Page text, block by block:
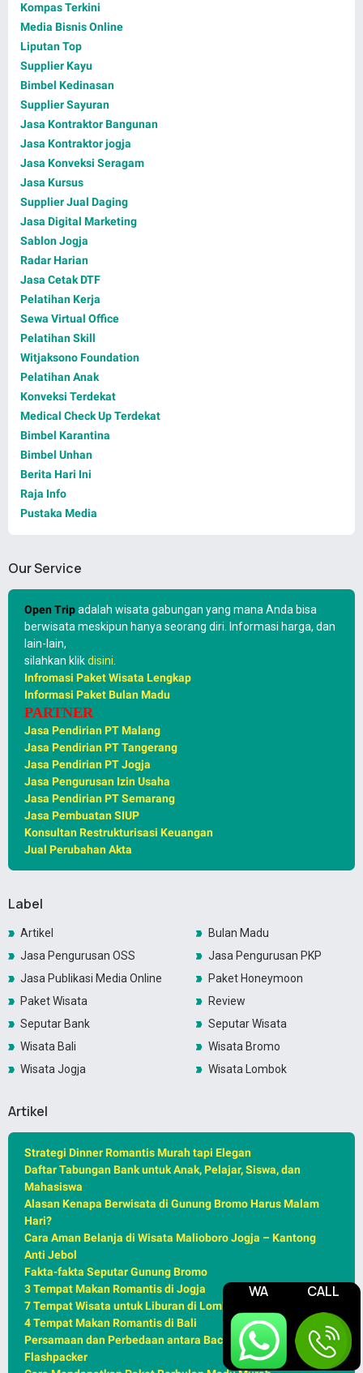
WA CALL
Kompas Terkini
Media Bisnis Online
Liputan Top
Supplier Kayu
Bimbel Kedinasan
Supplier Sayuran
Jasa Kontraktor Bangunan
Jasa Kontraktor jogja
Jasa Konveksi Seragam
Jasa Kursus
Supplier Jual Daging
Jasa Digital Marketing
Sablon Jogja
Radar Harian
Jasa Cetak DTF
Pelatihan Kerja
Sewa Virtual Office
Pelatihan Skill
Witjaksono Foundation
Pelatihan Anak
Konveksi Terdekat
Medical Check Up Terdekat
Bimbel Karantina
Bimbel Unhan
Berita Hari Ini
Raja Info
Pustaka Media
Our Service
Open Tripadalah wisata gabungan yang mana Anda bisa
berwisata meskipun hanya seorang diri. Informasi harga, dan
lain-lain,
silahkan klikdisini.
Infromasi Paket Wisata Lengkap
Informasi Paket Bulan Madu
PARTNER
Jasa Pendirian PT Malang
Jasa Pendirian PT Tangerang
Jasa Pendirian PT Jogja
Jasa Pengurusan Izin Usaha
Jasa Pendirian PT Semarang
Jasa Pembuatan SIUP
Konsultan Restrukturisasi Keuangan
Jual Perubahan Akta
Label
Artikel
Bulan Madu
Jasa Pengurusan OSS
Jasa Pengurusan PKP
Jasa Publikasi Media Online
Paket Honeymoon
Paket Wisata
Review
Seputar Bank
Seputar Wisata
Wisata Bali
Wisata Bromo
Wisata Jogja
Wisata Lombok
Artikel
Strategi Dinner Romantis Murah tapi Elegan
Daftar Tabungan Bank untuk Anak, Pelajar, Siswa, dan
Mahasiswa
Alasan Kenapa Berwisata di Gunung Bromo Harus Malam
Hari?
Cara Aman Belanja di Wisata Malioboro Jogja – Kantong
Anti Jebol
Fakta-fakta Seputar Gunung Bromo
3 Tempat Makan Romantis di Jogja
7 Tempat Wisata untuk Liburan di Lombok
4 Tempat Makan Romantis di Bali
Persamaan dan Perbedaan antara Backpacker, Traveller,
Flashpacker